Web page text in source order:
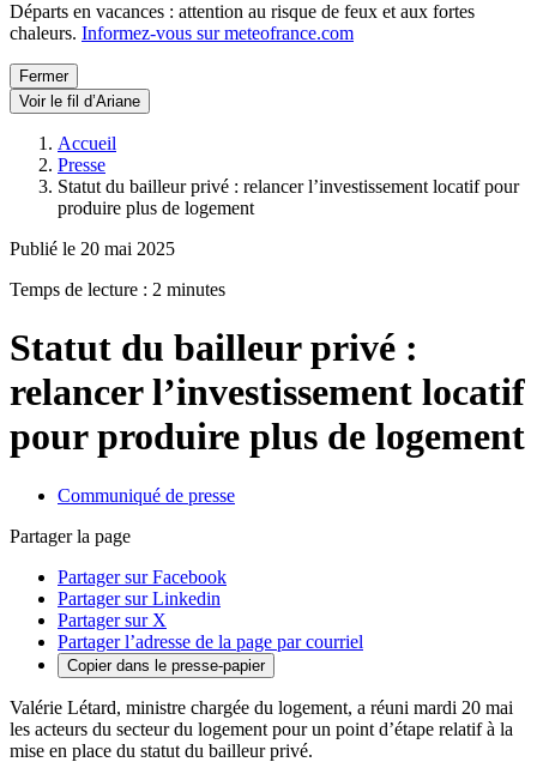
Départs en vacances : attention au risque de feux et aux fortes
chaleurs. Informez-vous sur meteofrance.com
Fermer
Voir le fil d’Ariane
Accueil
Presse
Statut du bailleur privé : relancer l’investissement locatif pour
produire plus de logement
Publié le 20 mai 2025
Temps de lecture : 2 minutes
Statut du bailleur privé :
relancer l’investissement locatif
pour produire plus de logement
Communiqué de presse
Partager la page
Partager sur Facebook
Partager sur Linkedin
Partager sur X
Partager l’adresse de la page par courriel
Copier dans le presse-papier
Valérie Létard, ministre chargée du logement, a réuni mardi 20 mai
les acteurs du secteur du logement pour un point d’étape relatif à la
mise en place du statut du bailleur privé.